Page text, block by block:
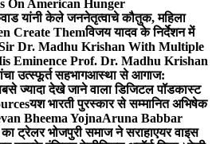
On American Hunger
यांनी केले जननेतृत्वाचे कौतुक, महिला
Create Themविजय यादव के निर्देशन में
Sir Dr. Madhu Krishan With Multiple
Eminence Prof. Dr. Madhu Krishan
उत्स्फूर्त सहभागआस्था से आगाज:
ज्यादा देखे जाने वाला डिजिटल पॉडकास्ट
यश भारती पुरस्कार से सम्मानित अभिषेक
Bheema YojnaAruna Babbar
का ट्रेलर भोजपुरी समाज ने सराहाएयर वाइस